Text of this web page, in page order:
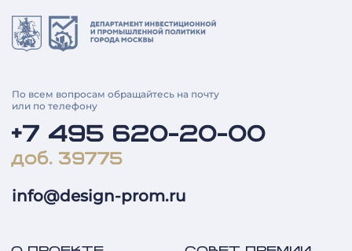
По всем вопросам обращайтесь на почту
или по телефону
+7 495 620-20-00
доб. 39775
info@design-prom.ru